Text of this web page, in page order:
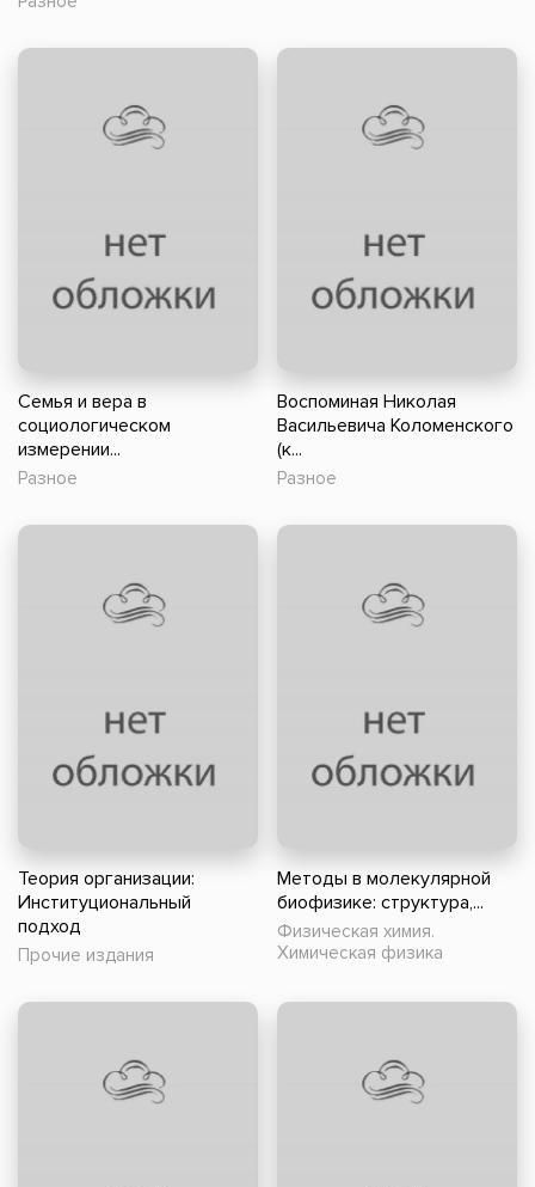
Семья и вера в
социологическом
измерении...
Разное
Воспоминая Николая
Васильевича Коломенского
(к...
Разное
Теория организации:
Институциональный
подход
Прочие издания
Методы в молекулярной
биофизике: структура,...
Физическая химия.
Химическая физика